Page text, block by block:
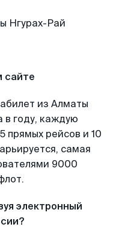
сайте
из Алматы
в году, каждую
прямых рейсов и 10
самая
9000
электронный